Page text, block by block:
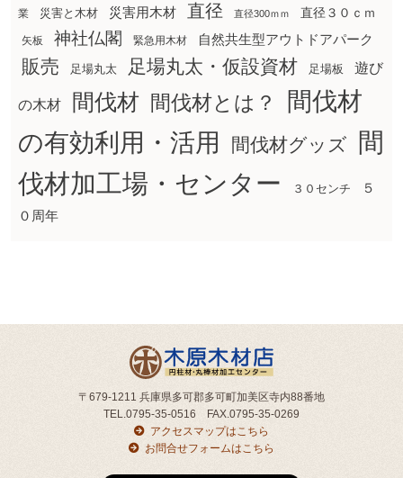
業 災害と木材 災害用木材 直径 直径300ｍｍ 直径３０ｃｍ
矢板 神社仏閣 緊急用木材 自然共生型アウトドアパーク
販売 足場丸太 足場丸太・仮設資材 足場板 遊び
の木材 間伐材 間伐材とは？
間伐材
の有効利用・活用
間伐材グッズ
間
伐材加工場・センター
３０センチ
５
０周年
〒679-1211 兵庫県多可郡多可町加美区寺内88番地
TEL.0795-35-0516 FAX.0795-35-0269
アクセスマップはこちら
お問合せフォームはこちら